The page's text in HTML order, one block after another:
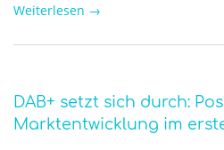
Weiterlesen →
DAB+ setzt sich durch:
Marktentwicklung im